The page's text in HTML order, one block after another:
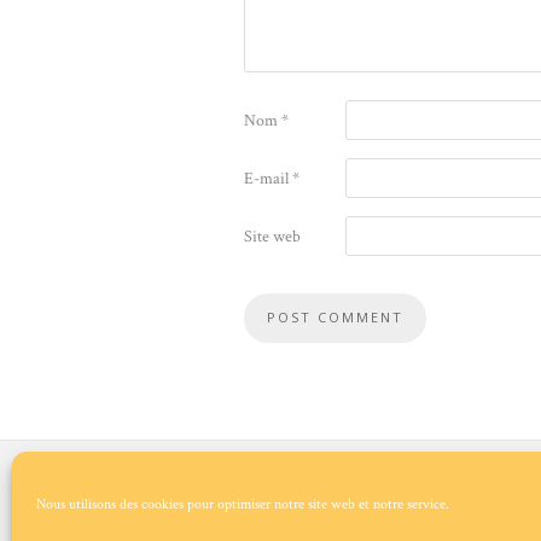
Nous utilisons des cookies pour optimiser notre site web et notre service.
Nom*
E-mail*
Site web